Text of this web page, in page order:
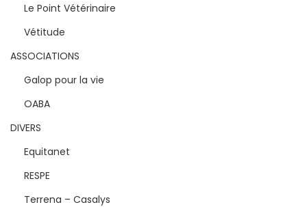
Le Point Vétérinaire
Vétitude
ASSOCIATIONS
Galop pour la vie
OABA
DIVERS
Equitanet
RESPE
Terrena – Casalys